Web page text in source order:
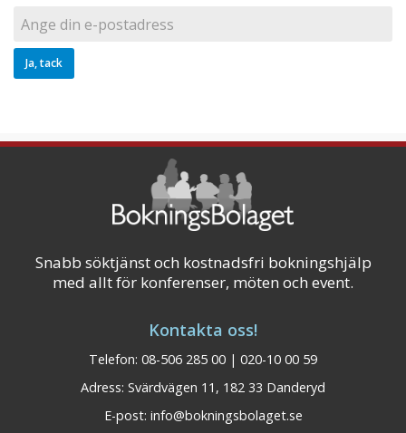
Snabb söktjänst och kostnadsfri bokningshjälp
med allt för konferenser, möten och event.
Kontakta oss!
Telefon: 08-506 285 00 | 020-10 00 59
Adress: Svärdvägen 11, 182 33 Danderyd
E-post: info@bokningsbolaget.se